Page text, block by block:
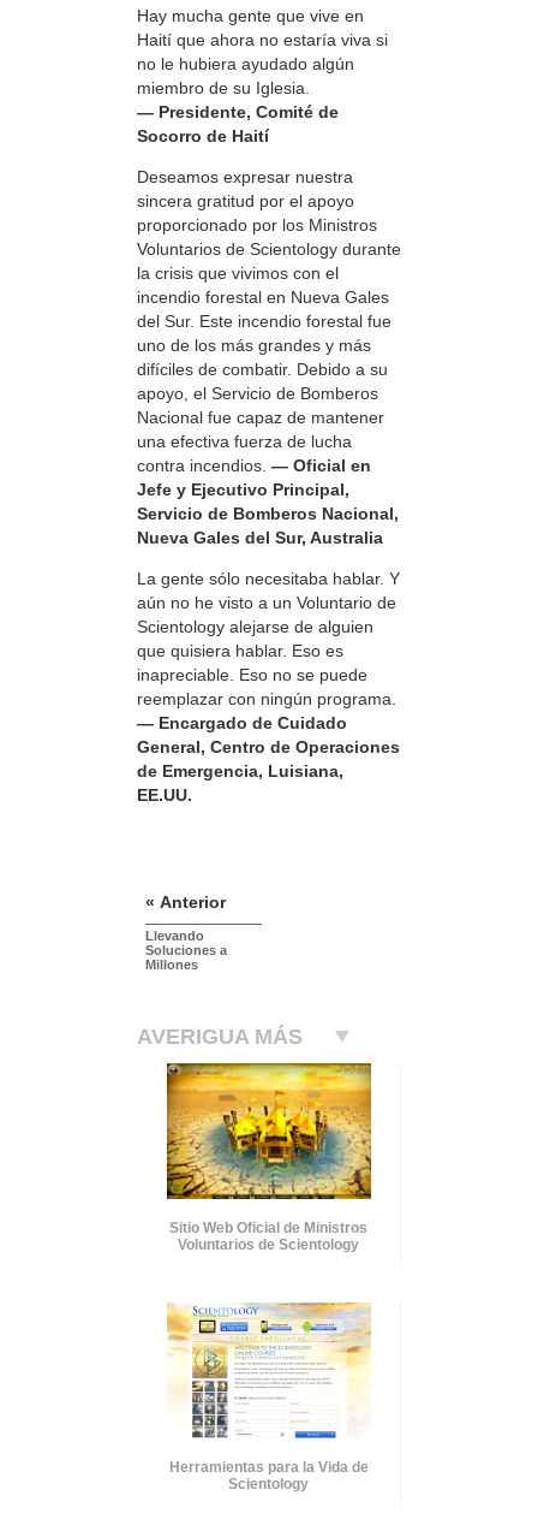
Hay mucha gente que vive en
Haití que ahora no estaría viva si
no le hubiera ayudado algún
miembro de su Iglesia.
— Presidente, Comité de
Socorro de Haití
Deseamos expresar nuestra
sincera gratitud por el apoyo
proporcionado por los Ministros
Voluntarios de Scientology durante
la crisis que vivimos con el
incendio forestal en Nueva Gales
del Sur. Este incendio forestal fue
uno de los más grandes y más
difíciles de combatir. Debido a su
apoyo, el Servicio de Bomberos
Nacional fue capaz de mantener
una efectiva fuerza de lucha
contra incendios. — Oficial en
Jefe y Ejecutivo Principal,
Servicio de Bomberos Nacional,
Nueva Gales del Sur, Australia
La gente sólo necesitaba hablar. Y
aún no he visto a un Voluntario de
Scientology alejarse de alguien
que quisiera hablar. Eso es
inapreciable. Eso no se puede
reemplazar con ningún programa.
— Encargado de Cuidado
General, Centro de Operaciones
de Emergencia, Luisiana,
EE.UU.
« Anterior
Llevando
Soluciones a
Millones
AVERIGUA MÁS
Sitio Web Oficial de Ministros
Voluntarios de Scientology
Herramientas para la Vida de
Scientology